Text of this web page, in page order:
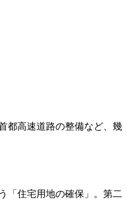
都高速道路の整備など、幾
「住宅用地の確保」。第二